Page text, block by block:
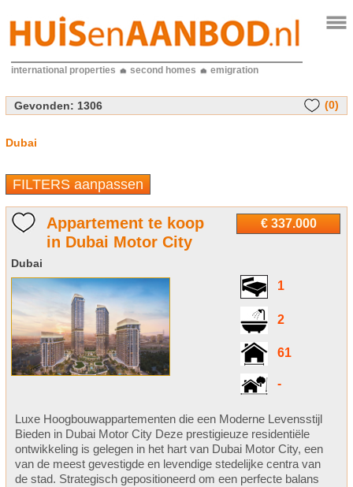
international properties second homes emigration
Gevonden: 1306 (0)
Dubai
FILTERS aanpassen
€ 337.000
Appartement te koop
in Dubai Motor City
Dubai
1
2
61
-
Luxe Hoogbouwappartementen die een Moderne Levensstijl
Bieden in Dubai Motor City Deze prestigieuze residentiële
ontwikkeling is gelegen in het hart van Dubai Motor City, een
van de meest gevestigde en levendige stedelijke centra van
de stad. Strategisch gepositioneerd om een perfecte balans